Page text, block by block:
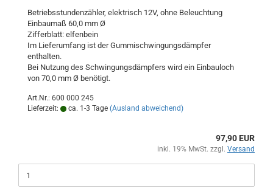
Betriebsstundenzähler, elektrisch 12V, ohne Beleuchtung
Einbaumaß 60,0 mm Ø
Zifferblatt: elfenbein
Im Lieferumfang ist der Gummischwingungsdämpfer
enthalten.
Bei Nutzung des Schwingungsdämpfers wird ein Einbauloch
von 70,0 mm Ø benötigt.
Art.Nr.: 600 000 245
Lieferzeit:
ca. 1-3 Tage (Ausland abweichend)
97,90 EUR
inkl. 19% MwSt. zzgl. Versand